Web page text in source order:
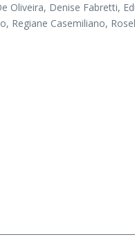
Oliveira, Denise Fabretti,
Regiane Casemiliano,